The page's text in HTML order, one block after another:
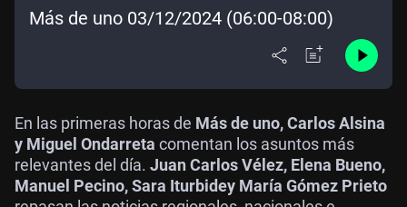
Más de uno 03/12/2024 (06:00-08:00)
En las primeras horas de Más de uno, Carlos Alsina
y Miguel Ondarreta comentan los asuntos más
relevantes del día. Juan Carlos Vélez, Elena Bueno,
Manuel Pecino, Sara Iturbidey María Gómez Prieto